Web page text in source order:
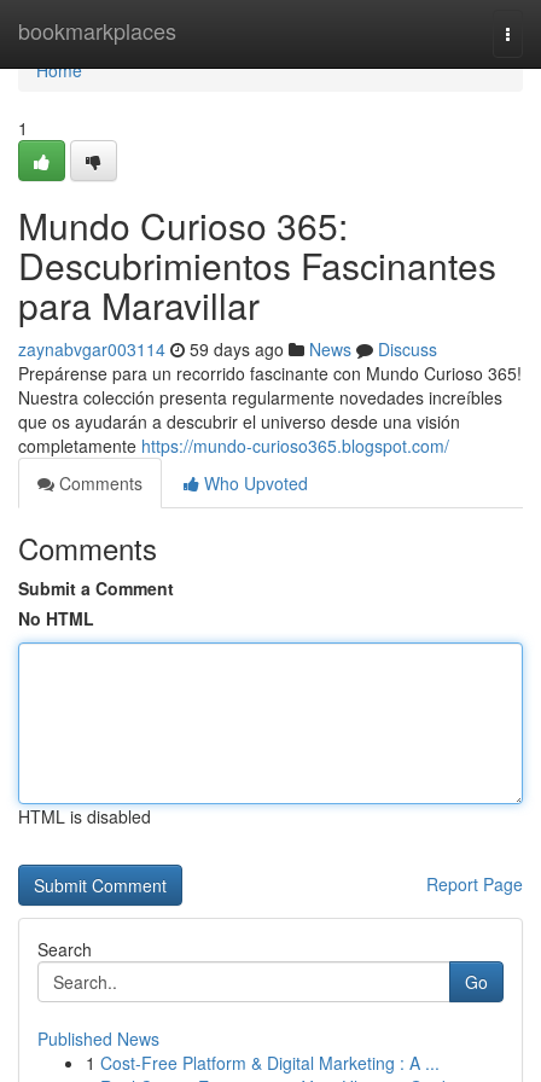
bookmarkplaces
Home
Home
1
Mundo Curioso 365:
Descubrimientos Fascinantes
para Maravillar
zaynabvgar003114 59 days ago News
Discuss
Prepárense para un recorrido fascinante con Mundo Curioso 365!
Nuestra colección presenta regularmente novedades increíbles
que os ayudarán a descubrir el universo desde una visión
completamente https://mundo-curioso365.blogspot.com/
Comments
Who Upvoted
Comments
Submit a Comment
No HTML
HTML is disabled
Report Page
Search
Go
Published News
1 Cost-Free Platform & Digital Marketing : A ...